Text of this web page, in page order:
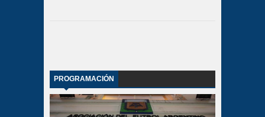
PROGRAMACIÓN